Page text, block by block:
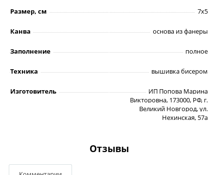
Размер, см 7х5
Канва основа из фанеры
Заполнение полное
Техника вышивка бисером
Изготовитель
ИП Попова Марина
Викторовна, 173000, РФ, г.
Великий Новгород, ул.
Нехинская, 57а
Отзывы